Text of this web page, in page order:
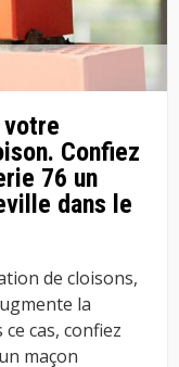
Confiez
76 un
dans le
de cloisons,
la
cas, confiez
maçon